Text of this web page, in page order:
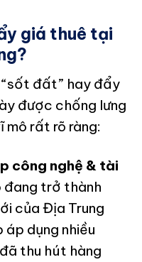
giá thuê tại
đất” hay đẩy
được chống lưng
mô rất rõ ràng:
công nghệ & tài
đang trở thành
của Địa Trung
áp dụng nhiều
thu hút hàng